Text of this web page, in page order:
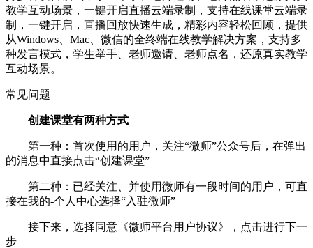
教学互动场景，一键开启直播云端录制，支持在线课堂云端录
制，一键开启，直播回放快速生成，精彩内容轻松回顾，提供
从Windows、Mac、微信的全终端在线教学解决方案，支持多
种发言模式，学生举手、老师邀请、老师点名，还原真实教学
互动场景。
常见问题
创建课堂有两种方式
第一种：首次使用的用户，关注“微师”公众号后，在弹出
的消息中直接点击“创建课堂”
第二种：已经关注、并使用微师有一段时间的用户，可直
接在我的-个人中心选择“入驻微师”
接下来，选择同意《微师平台用户协议》，点击进行下一
步